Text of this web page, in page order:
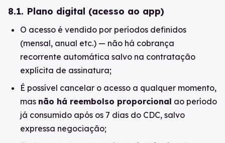
8.1. Plano digital (acesso ao app)
O acesso é vendido por períodos definidos
(mensal, anual etc.) — não há cobrança
recorrente automática salvo na contratação
explícita de assinatura;
É possível cancelar o acesso a qualquer momento,
mas não há reembolso proporcional ao período
já consumido após os 7 dias do CDC, salvo
expressa negociação;